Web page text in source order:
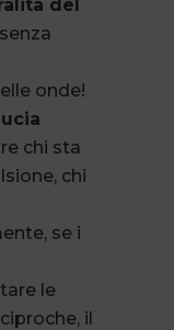
del
onde!
chi sta
chi
se i
le
il